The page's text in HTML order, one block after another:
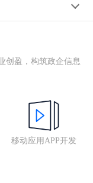
创盈，构筑政企信息
移动应用APP开发